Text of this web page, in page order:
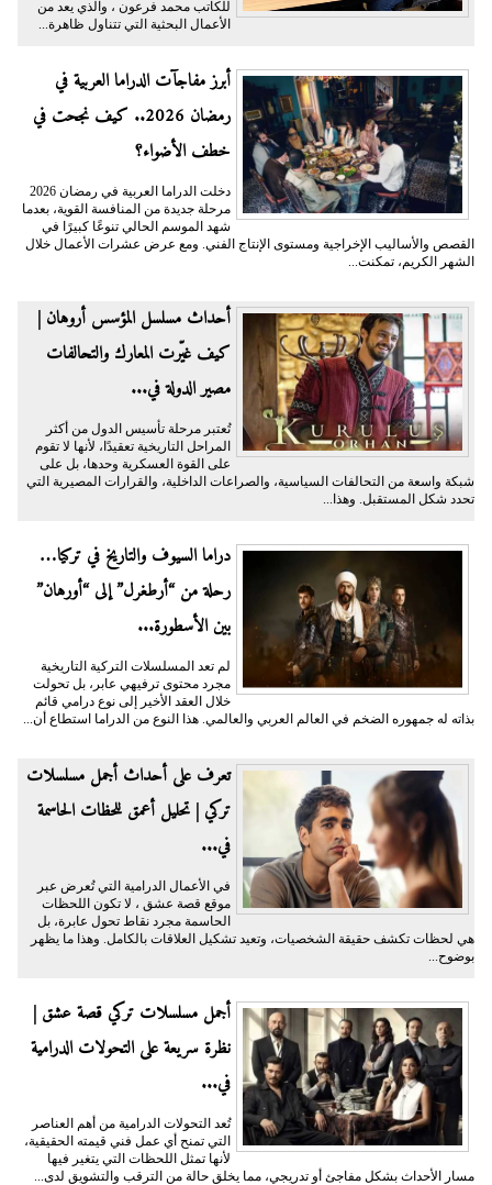
للكاتب محمد فرعون ، والذي يعد من
الأعمال البحثية التي تتناول ظاهرة...
أبرز مفاجآت الدراما العربية في
رمضان 2026.. كيف نجحت في
خطف الأضواء؟
دخلت الدراما العربية في رمضان 2026
مرحلة جديدة من المنافسة القوية، بعدما
شهد الموسم الحالي تنوعًا كبيرًا في
القصص والأساليب الإخراجية ومستوى الإنتاج الفني. ومع عرض عشرات الأعمال خلال
الشهر الكريم، تمكنت...
أحداث مسلسل المؤسس أروهان |
كيف غيّرت المعارك والتحالفات
مصير الدولة في...
تُعتبر مرحلة تأسيس الدول من أكثر
المراحل التاريخية تعقيدًا، لأنها لا تقوم
على القوة العسكرية وحدها، بل على
شبكة واسعة من التحالفات السياسية، والصراعات الداخلية، والقرارات المصيرية التي
تحدد شكل المستقبل. وهذا...
دراما السيوف والتاريخ في تركيا…
رحلة من “أرطغرل” إلى “أورهان”
بين الأسطورة...
لم تعد المسلسلات التركية التاريخية
مجرد محتوى ترفيهي عابر، بل تحولت
خلال العقد الأخير إلى نوع درامي قائم
بذاته له جمهوره الضخم في العالم العربي والعالمي. هذا النوع من الدراما استطاع أن...
تعرف على أحداث أجمل مسلسلات
تركي | تحليل أعمق للحظات الحاسمة
في...
في الأعمال الدرامية التي تُعرض عبر
موقع قصة عشق ، لا تكون اللحظات
الحاسمة مجرد نقاط تحول عابرة، بل
هي لحظات تكشف حقيقة الشخصيات، وتعيد تشكيل العلاقات بالكامل. وهذا ما يظهر
بوضوح...
أجمل مسلسلات تركي قصة عشق |
نظرة سريعة على التحولات الدرامية
في...
تُعد التحولات الدرامية من أهم العناصر
التي تمنح أي عمل فني قيمته الحقيقية،
لأنها تمثل اللحظات التي يتغير فيها
مسار الأحداث بشكل مفاجئ أو تدريجي، مما يخلق حالة من الترقب والتشويق لدى...